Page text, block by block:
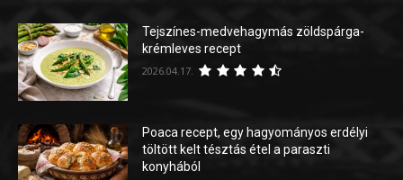
Tejszínes-medvehagymás zöldspárga-
krémleves recept
2026.04.17.
Poaca recept, egy hagyományos erdélyi
töltött kelt tésztás étel a paraszti
konyhából